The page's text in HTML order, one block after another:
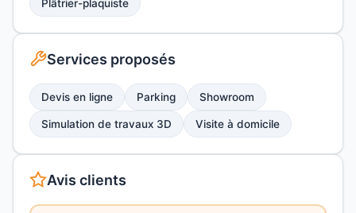
Plâtrier-plaquiste
Services proposés
Devis en ligne Parking Showroom
Simulation de travaux 3D Visite à domicile
Avis clients